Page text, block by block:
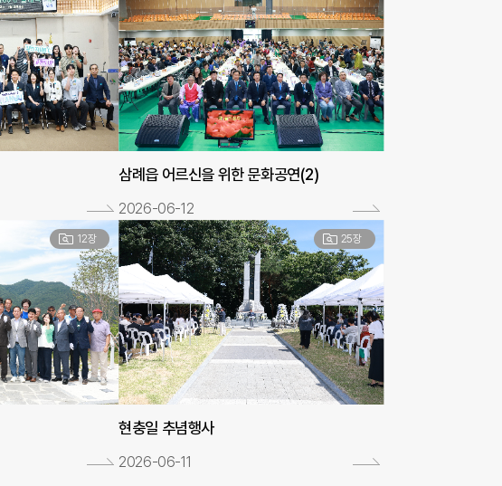
삼례읍 어르신을 위한 문화공연(2)
2026-06-12
12장 25장
현충일 추념행사
2026-06-11